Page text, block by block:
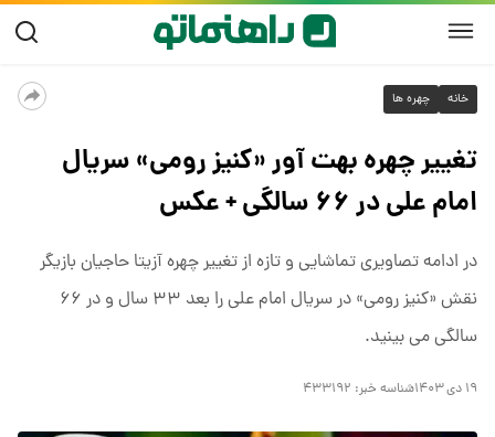
خانه چهره ها
تغییر چهره بهت آور «کنیز رومی» سریال
امام علی در ۶۶ سالگی + عکس
در ادامه تصاویری تماشایی و تازه از تغییر چهره آزیتا حاجیان بازیگر
نقش «کنیز رومی» در سریال امام علی را بعد ۳۳ سال و در ۶۶
سالگی می بینید.
۱۹ دی ۱۴۰۳ شناسه خبر: ۴۳۳۱۹۲